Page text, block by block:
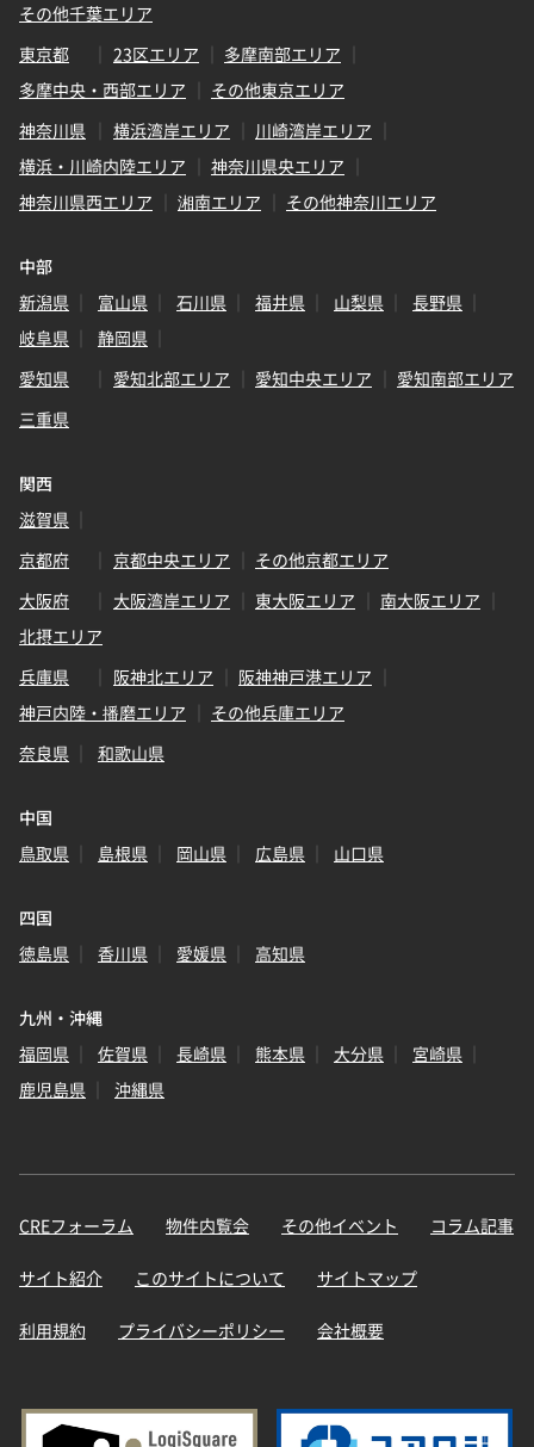
その他千葉エリア
東京都
23区エリア
多摩南部エリア
多摩中央・西部エリア
その他東京エリア
神奈川県
横浜湾岸エリア
川崎湾岸エリア
横浜・川崎内陸エリア
神奈川県央エリア
神奈川県西エリア
湘南エリア その他神奈川エリア
中部
新潟県
富山県 石川県 福井県 山梨県
長野県
岐阜県
静岡県
愛知県
愛知北部エリア 愛知中央エリア
愛知南部エリア
三重県
関西
滋賀県
京都府
京都中央エリア
その他京都エリア
大阪府
大阪湾岸エリア 東大阪エリア
南大阪エリア
北摂エリア
兵庫県
阪神北エリア
阪神神戸港エリア
神戸内陸・播磨エリア
その他兵庫エリア
奈良県
和歌山県
中国
鳥取県
島根県 岡山県 広島県 山口県
四国
徳島県
香川県 愛媛県 高知県
九州・沖縄
福岡県
佐賀県 長崎県 熊本県 大分県
宮崎県
鹿児島県
沖縄県
CREフォーラム 物件内覧会 その他イベント コラム記事
サイト紹介 このサイトについて サイトマップ
利用規約 プライバシーポリシー 会社概要